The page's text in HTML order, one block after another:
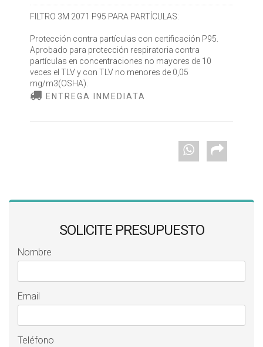
FILTRO 3M 2071 P95 PARA PARTÍCULAS:
Protección contra partículas con certificación P95.
Aprobado para protección respiratoria contra
partículas en concentraciones no mayores de 10
veces el TLV y con TLV no menores de 0,05
mg/m3(OSHA).
ENTREGA INMEDIATA
SOLICITE PRESUPUESTO
Nombre
Email
Teléfono